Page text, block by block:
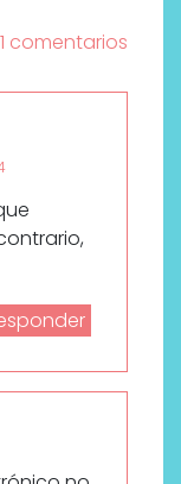
1 comentarios